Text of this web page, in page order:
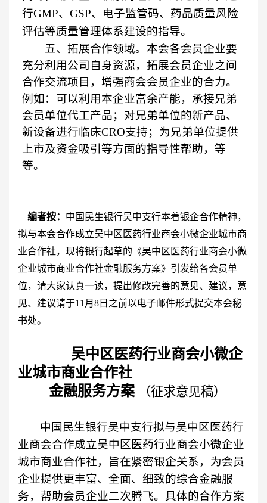
行GMP、GSP、电子监管码、药品质量风险
评估等质量管理体系建设的指导。
五、拓展合作领域。本会各会员企业要
充分利用公司自身资源，拓展会员企业之间
合作交流项目，增强商会会员企业的合力。
例如：可以利用本企业富余产能，承接兄弟
会员单位代工产品；对兄弟单位的新产品、
新设备进行临床CRO支持；为兄弟单位提供
上市及资金吸引等方面的指导性帮助，等
等。
编者按： 中国民生银行吴中支行本着银企合作精神，
拟与本会合作成立吴中区医药行业商会小微企业城市商
业合作社，现将银行起草的《吴中区医药行业商会小微
企业城市商业合作社金融服务方案》引发给各会员单
位，请大家认真一读，提出修改完善的意见、建议，意
见、建议请于11 月 8 日之前以电子邮件形式提交本会秘
书处。
吴中区医药行业商会小微企
业城市商业合作社
金融服务方案
（征求意见稿）
中国民生银行吴中支行拟与吴中区医药行
业商会合作成立吴中区医药行业商会小微企业
城市商业合作社，旨在紧密银企关系，为会员
企业提供更丰富、全面、细致的综合金融服
务，帮助会员企业二次腾飞。具体的合作方案